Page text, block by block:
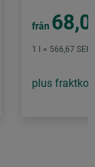
från
1 l = 566,67
plus